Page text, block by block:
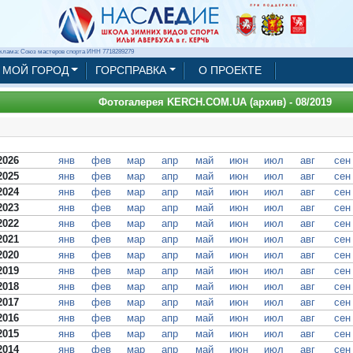
Союз мастеров спорта ИНН 7718289279
МОЙ ГОРОД ГОРСПРАВКА О ПРОЕКТЕ
Фотогалерея KERCH.COM.UA (архив) - 08/2019
янв фев мар апр май июн июл авг
сен
янв фев мар апр май июн июл авг
сен
янв фев мар апр май июн июл авг
сен
янв фев мар апр май июн июл авг
сен
янв фев мар апр май июн июл авг
сен
янв фев мар апр май июн июл авг
сен
янв фев мар апр май июн июл авг
сен
янв фев мар апр май июн июл авг
сен
янв фев мар апр май июн июл авг
сен
янв фев мар апр май июн июл авг
сен
янв фев мар апр май июн июл авг
сен
янв фев мар апр май июн июл авг
сен
янв фев мар апр май июн июл авг сен